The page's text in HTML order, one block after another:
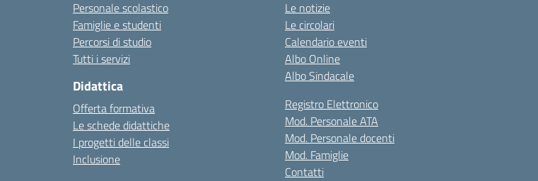
Personale scolastico
Famiglie e studenti
Percorsi di studio
Tutti i servizi
Didattica
Offerta formativa
Le schede didattiche
I progetti delle classi
Inclusione
Le notizie
Le circolari
Calendario eventi
Albo Online
Albo Sindacale
Registro Elettronico
Mod. Personale ATA
Mod. Personale docenti
Mod. Famiglie
Contatti